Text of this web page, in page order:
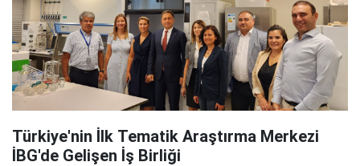
Türkiye'nin İlk Tematik Araştırma Merkezi
İBG'de Gelişen İş Birliği